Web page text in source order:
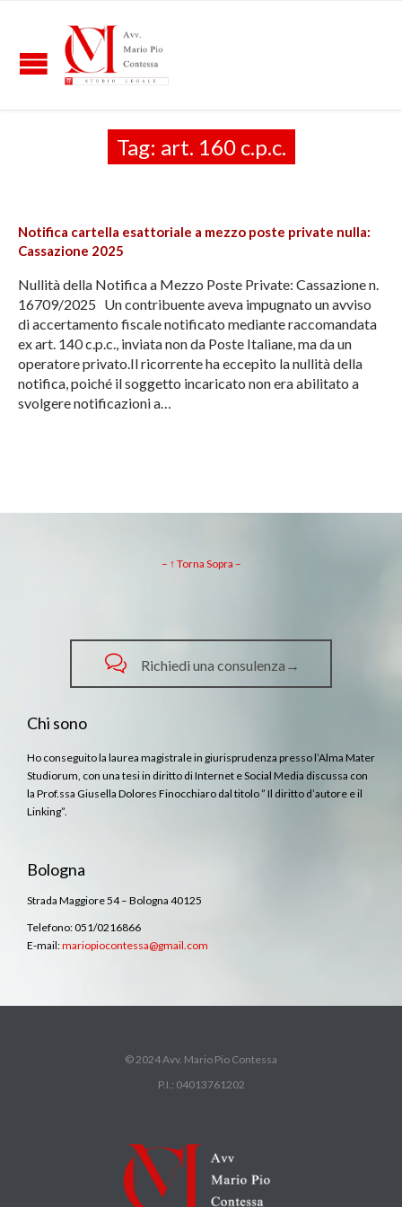
Tag: art. 160 c.p.c.
Notifica cartella esattoriale a mezzo poste private nulla:
Cassazione 2025
Nullità della Notifica a Mezzo Poste Private: Cassazione n.
16709/2025 Un contribuente aveva impugnato un avviso
di accertamento fiscale notificato mediante raccomandata
ex art. 140 c.p.c., inviata non da Poste Italiane, ma da un
operatore privato.Il ricorrente ha eccepito la nullità della
notifica, poiché il soggetto incaricato non era abilitato a
svolgere notificazioni a…
– ↑ Torna Sopra –
 Richiedi una consulenza→
Chi sono
Ho conseguito la laurea magistrale in giurisprudenza presso l’Alma Mater
Studiorum, con una tesi in diritto di Internet e Social Media discussa con
la Prof.ssa Giusella Dolores Finocchiaro dal titolo ” Il diritto d’autore e il
Linking”.
Bologna
Strada Maggiore 54 – Bologna 40125
Telefono: 051/0216866
E-mail:mariopiocontessa@gmail.com
© 2024 Avv. Mario Pio Contessa
P.I.: 04013761202